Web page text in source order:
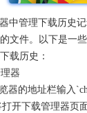
中管理下载历史
文件。以下是一
载历史：
器
器的地址栏输入
开下载管理器页面